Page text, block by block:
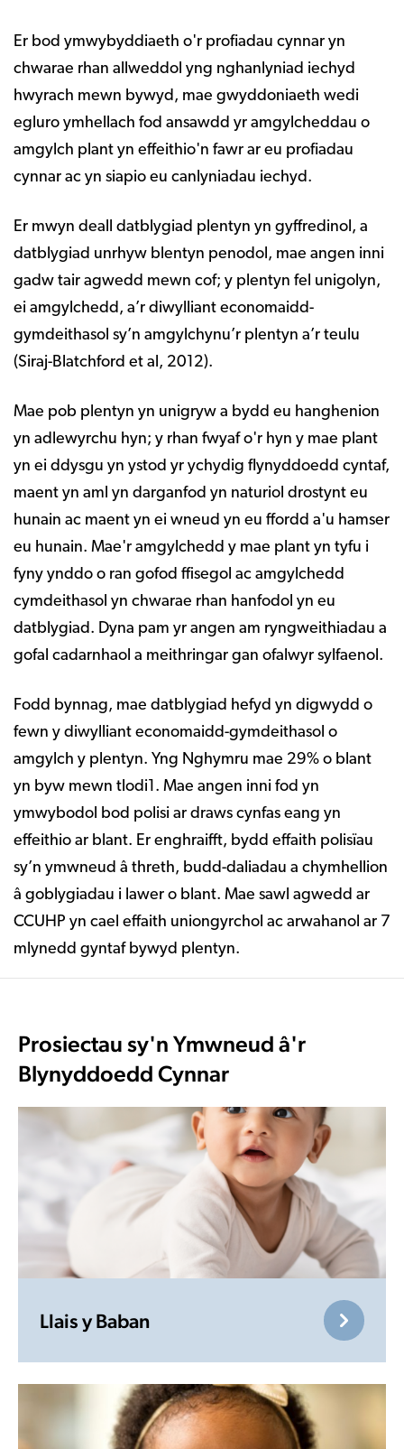
Er bod ymwybyddiaeth o'r profiadau cynnar yn
chwarae rhan allweddol yng nghanlyniad iechyd
hwyrach mewn bywyd, mae gwyddoniaeth wedi
egluro ymhellach fod ansawdd yr amgylcheddau o
amgylch plant yn effeithio'n fawr ar eu profiadau
cynnar ac yn siapio eu canlyniadau iechyd.
Er mwyn deall datblygiad plentyn yn gyffredinol, a
datblygiad unrhyw blentyn penodol, mae angen inni
gadw tair agwedd mewn cof; y plentyn fel unigolyn,
ei amgylchedd, a’r diwylliant economaidd-
gymdeithasol sy’n amgylchynu’r plentyn a’r teulu
(Siraj-Blatchford et al, 2012).
Mae pob plentyn yn unigryw a bydd eu hanghenion
yn adlewyrchu hyn; y rhan fwyaf o'r hyn y mae plant
yn ei ddysgu yn ystod yr ychydig flynyddoedd cyntaf,
maent yn aml yn darganfod yn naturiol drostynt eu
hunain ac maent yn ei wneud yn eu ffordd a'u hamser
eu hunain. Mae'r amgylchedd y mae plant yn tyfu i
fyny ynddo o ran gofod ffisegol ac amgylchedd
cymdeithasol yn chwarae rhan hanfodol yn eu
datblygiad. Dyna pam yr angen am ryngweithiadau a
gofal cadarnhaol a meithringar gan ofalwyr sylfaenol.
Fodd bynnag, mae datblygiad hefyd yn digwydd o
fewn y diwylliant economaidd-gymdeithasol o
amgylch y plentyn. Yng Nghymru mae 29% o blant
yn byw mewn tlodi1. Mae angen inni fod yn
ymwybodol bod polisi ar draws cynfas eang yn
effeithio ar blant. Er enghraifft, bydd effaith polisïau
sy’n ymwneud â threth, budd-daliadau a chymhellion
â goblygiadau i lawer o blant. Mae sawl agwedd ar
CCUHP yn cael effaith uniongyrchol ac arwahanol ar 7
mlynedd gyntaf bywyd plentyn.
Prosiectau sy'n Ymwneud â'r
Blynyddoedd Cynnar
Llais y Baban